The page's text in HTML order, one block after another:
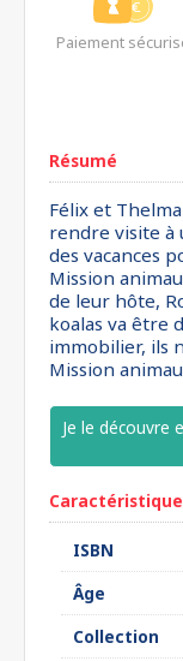
Paiement
Résumé
Félix et
rendre visite à
des vacances
Mission
de leur hôte,
koalas va être
immobilier, ils
Mission
Je le découvre
ISBN
Âge
Collection